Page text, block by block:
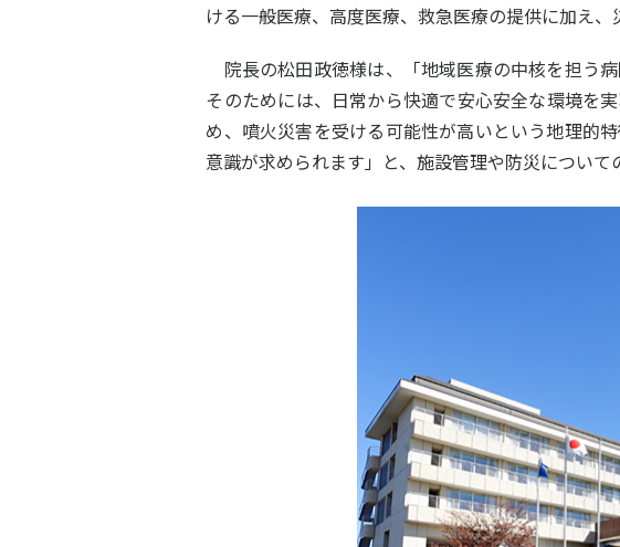
ける一般医療、高度医療、救急医療の提供に加え
院長の松田政徳様は、「地域医療の中核を担う
そのためには、日常から快適で安心安全な環境を
め、噴火災害を受ける可能性が高いという地理的
意識が求められます」と、施設管理や防災について